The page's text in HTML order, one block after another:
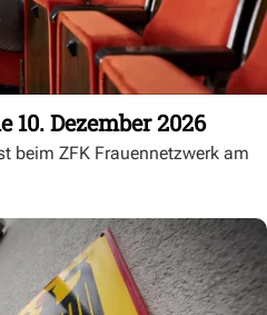
Dezember 2026
beim ZFK Frauennetzwerk am